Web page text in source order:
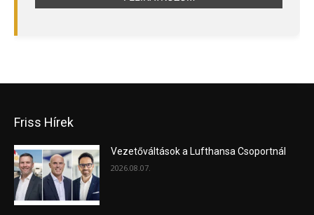
Friss Hírek
Vezetőváltások a Lufthansa Csoportnál
2026.08.07.